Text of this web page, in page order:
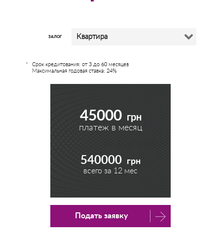
ЗАЛОГ Квартира
Срок кредитования: от 3 до 60 месяцев
Максимальная годовая ставка: 24%
45000 грн
платеж в месяц
540000 грн
всего за 12 мес
Подать заявку